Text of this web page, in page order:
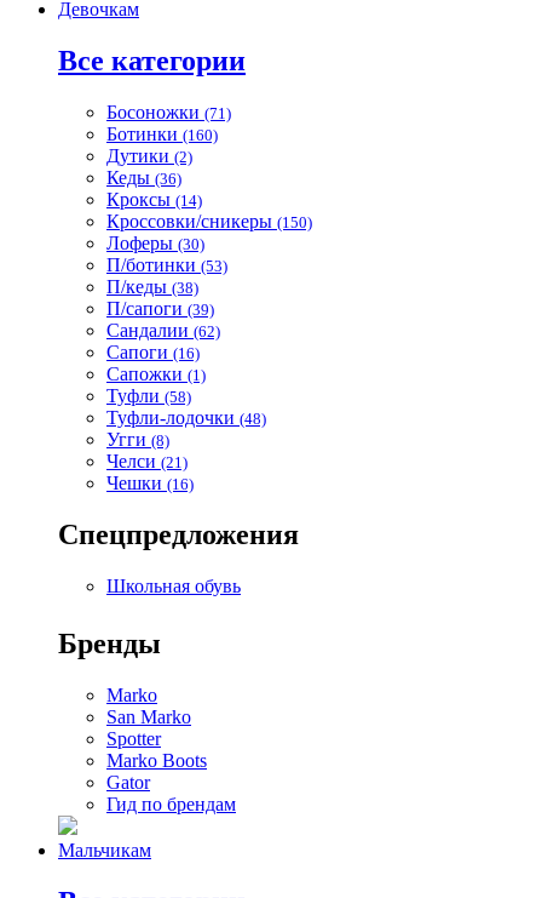
Девочкам
Все категории
Босоножки (71)
Ботинки (160)
Дутики (2)
Кеды (36)
Кроксы (14)
Кроссовки/сникеры (150)
Лоферы (30)
П/ботинки (53)
П/кеды (38)
П/сапоги (39)
Сандалии (62)
Сапоги (16)
Сапожки (1)
Туфли (58)
Туфли-лодочки (48)
Угги (8)
Челси (21)
Чешки (16)
Спецпредложения
Школьная обувь
Бренды
Marko
San Marko
Spotter
Marko Boots
Gator
Гид по брендам
Мальчикам